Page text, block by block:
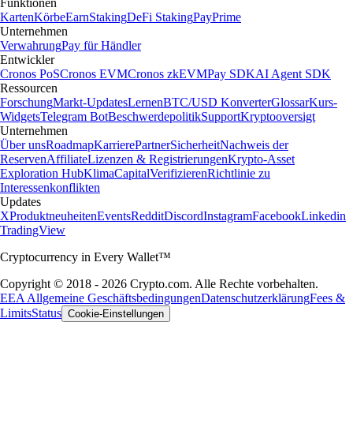
Funktionen
KartenKörbeEarnStakingDeFi StakingPayPrime
Unternehmen
VerwahrungPay für Händler
Entwickler
Cronos PoSCronos EVMCronos zkEVMPay SDKAI Agent SDK
Ressourcen
ForschungMarkt-UpdatesLernenBTC/USD KonverterGlossarKurs-
WidgetsTelegram BotBeschwerdepolitikSupportKryptooversigt
Unternehmen
Über unsRoadmapKarrierePartnerSicherheitNachweis der
ReservenAffiliateLizenzen & RegistrierungenKrypto-Asset
Exploration HubKlimaCapitalVerifizierenRichtlinie zu
Interessenkonflikten
Updates
XProduktneuheitenEventsRedditDiscordInstagramFacebookLinkedin
TradingView
Cryptocurrency in Every Wallet™
Copyright © 2018 - 2026 Crypto.com. Alle Rechte vorbehalten.
EEA Allgemeine GeschäftsbedingungenDatenschutzerklärungFees &
LimitsStatus Cookie-Einstellungen